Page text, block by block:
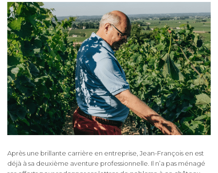
Après une brillante carrière en entreprise, Jean-François en est
déjà à sa deuxième aventure professionnelle. Il n’a pas ménagé